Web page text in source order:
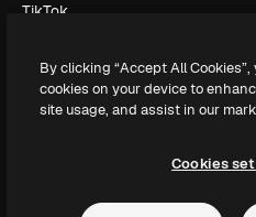
TikTok
Reddit
2026Freepik
By clicking “Accept All
cookies on your device to
site usage, and assist in our
Cookies